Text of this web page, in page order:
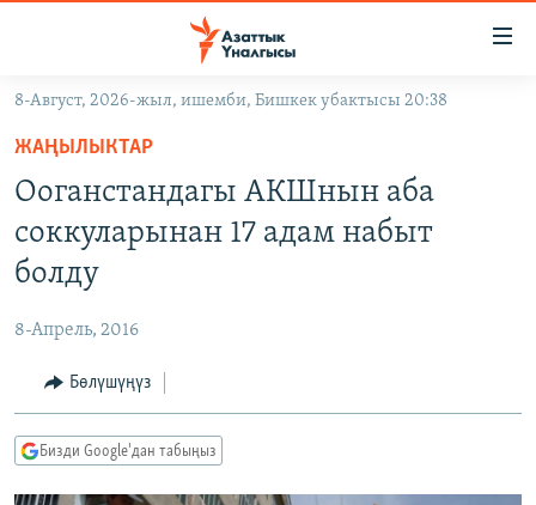
Навигацияга
өтүңүз
Издөөгө
салыңыз
МАДАНИЯТ
УКРАИНА
ТВ ПРОГРАММАЛАР
БҮГҮН АЗАТТЫКТА
ПОДКАСТ
Русский
8-Август, 2026-жыл, ишемби, Бишкек убактысы 20:38
ЖАҢЫЛЫКТАР
Ооганстандагы АКШнын аба
соккуларынан 17 адам набыт
болду
8-Апрель, 2016
Бөлүшүңүз
Бизди Google'дан табыңыз